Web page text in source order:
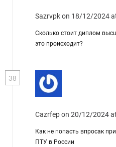
Sazrvpkon 18/12/2024
Сколько стоит диплом
это происходит?
38
Cazrfepon 20/12/2024
Как не попасть впросак
ПТУ в России